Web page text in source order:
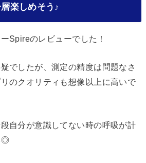
楽しめそう♪
Spireのレビューでした！
でしたが、測定の精度は問題なさ
のクオリティも想像以上に高いで
自分が意識してない時の呼吸が計
◎